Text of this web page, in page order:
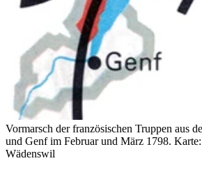
Vormarsch der französischen Truppen aus
und Genf im Februar und März 1798.
Wädenswil